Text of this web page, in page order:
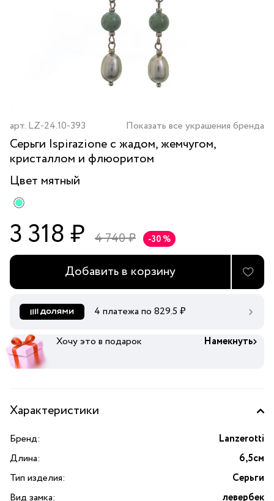
арт. LZ-24.10-393 Показать все украшения бренда
Серьги Ispirazione с жадом, жемчугом,
кристаллом и флюоритом
Цвет мятный
3 318 ₽ 4 740 ₽ -30 %
Добавить в корзину
4 платежа по 829.5 ₽
Хочу это в подарок Намекнуть
Характеристики
Бренд:
Lanzerotti
Длина:
6,5см
Тип изделия:
Серьги
Вид замка:
левербек